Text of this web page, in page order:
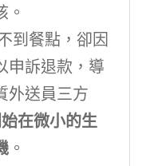
到餐點，卻因
申訴退款，導
外送員三方
在微小的生
。